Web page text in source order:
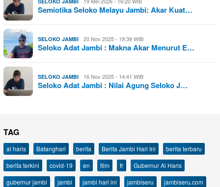
Semiotika Seloko Melayu Jambi: Akar Kuat…
SELOKO JAMBI 20 Nov 2025 - 19:39 WIB
Seloko Adat Jambi : Makna Akar Menurut E…
SELOKO JAMBI 16 Nov 2025 - 14:41 WIB
Seloko Adat Jambi : Nilai Agung Seloko J…
TAG
al haris Batanghari berita Berita Jambi Hari Ini
berita terbaru
berita terkini
covid-19 en film fr
Gubernur Al Haris
gubernur jambi
jambi jambi hari ini jambiseru
jambiseru.com